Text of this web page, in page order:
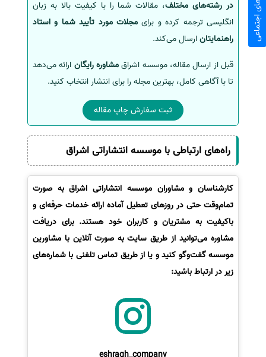
در رشته‌های مختلف، مقالات شما را با کیفیت بالا به زبان
انگلیسی ترجمه کرده و برای مجلات مورد تأیید شما و استاد
راهنمایتانارسال می‌کند.
قبل از ارسال مقاله، موسسه اشراقمشاوره رایگان ارائه می‌دهد
تا با آگاهی کامل، بهترین مجله را برای انتشار انتخاب کنید.
ثبت سفارش چاپ مقاله
راه‌های ارتباطی با موسسه انتشاراتی اشراق
کارشناسان و مشاوران موسسه انتشاراتی اشراق به صورت
تمام‌وقت حتی در روزهای تعطیل آماده ارائه خدمات حرفه‌ای و
باکیفیت به مشتریان و کاربران خود هستند. برای دریافت
مشاوره می‌توانید از طریق سایت به صورت آنلاین با مشاورین
موسسه گفت‌وگو کنید و یا از طریق تماس تلفنی با شماره‌های
زیر در ارتباط باشید: